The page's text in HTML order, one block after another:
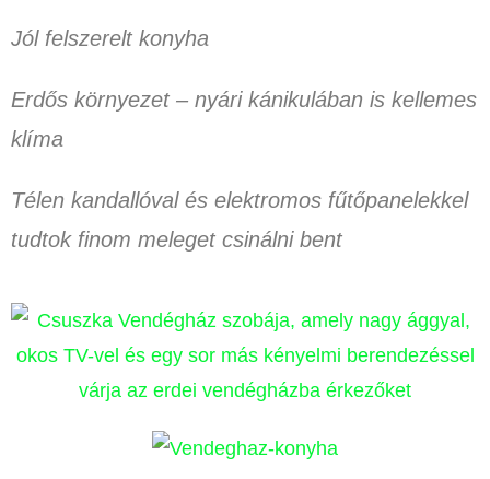
Jól felszerelt konyha
Erdős környezet – nyári kánikulában is kellemes
klíma
Télen kandallóval és elektromos fűtőpanelekkel
tudtok finom meleget csinálni bent